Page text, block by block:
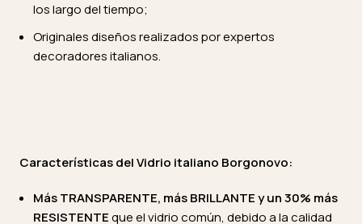
los largo del tiempo;
Originales diseños realizados por expertos
decoradores italianos.
Características del Vidrio italiano Borgonovo:
Más TRANSPARENTE, más BRILLANTE y un 30% más
RESISTENTEque el vidrio común, debido a la calidad